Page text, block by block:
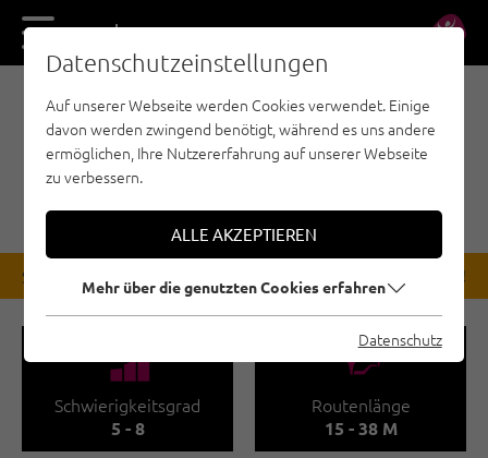
DE EN
SPORTKLETTERN - NAUDERS - TIROLER
OBERLAND - KAUNERTAL
KLETTERGARTEN
GAILWAND | KAUNERTAL
STATUS Bis auf Wiederruf gesperrt!
🞽
Schwierigkeitsgrad
5 - 8
🔹
Routenlänge
15 - 38 M
Datenschutzeinstellungen
Auf unserer Webseite werden Cookies verwendet. Einige
davon werden zwingend benötigt, während es uns andere
ermöglichen, Ihre Nutzererfahrung auf unserer Webseite
zu verbessern.
ALLE AKZEPTIEREN
Mehr über die genutzten Cookies erfahren
Datenschutz